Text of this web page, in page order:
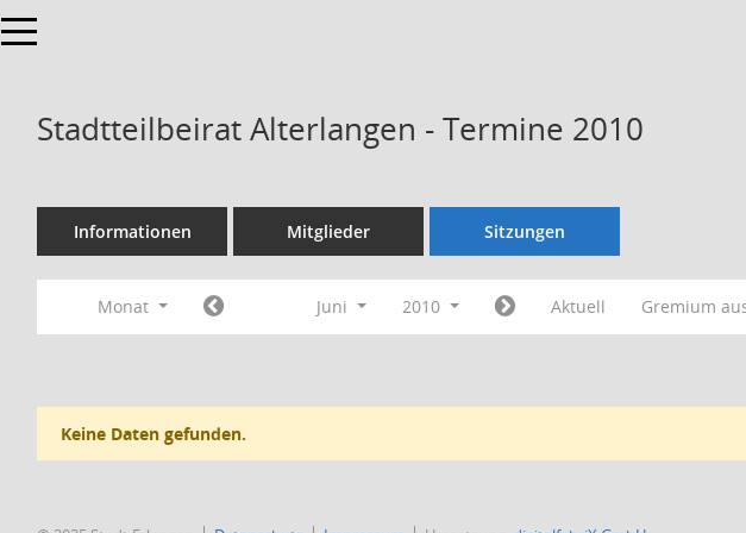
Toggle navigation
Stadtteilbeirat Alterlangen - Termine 2010
Informationen Mitglieder Sitzungen
Monat Juni 2010 Aktuell Gremium
Keine Daten gefunden.